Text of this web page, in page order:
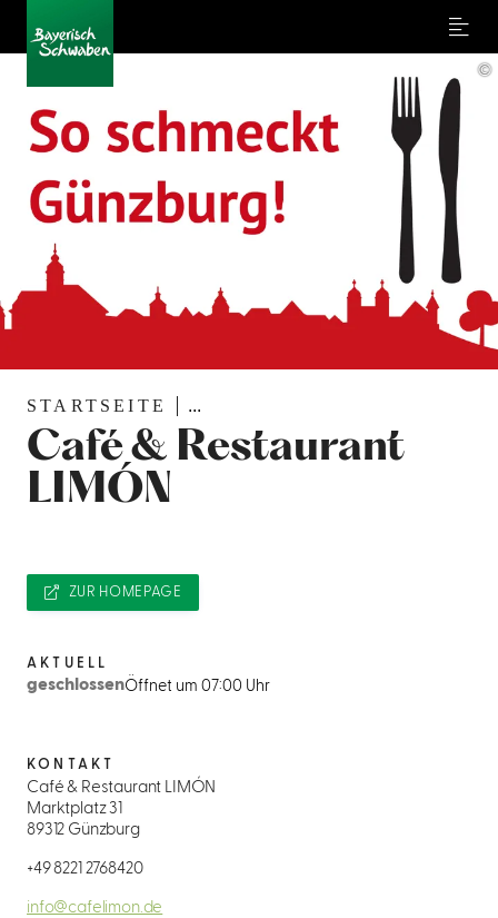
Menu
STARTSEITE ...
Café & Restaurant
LIMÓN
©
ZUR HOMEPAGE
AKTUELL
geschlossenÖffnet um 07:00 Uhr
KONTAKT
Café & Restaurant LIMÓN
Marktplatz 31
89312 Günzburg
+49 8221 2768420
info@cafelimon.de